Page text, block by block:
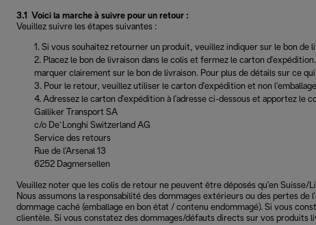
3.1 Voici la marche à suivre pour un retour :
Veuillez suivre les étapes suivantes :
Si vous souhaitez retourner un produit, veuillez indiquer sur le bon de
Placez le bon de livraison dans le colis et fermez le carton
marquer clairement sur le bon de livraison. Pour plus de détails sur ce
Pour le retour, veuillez utiliser le carton d'expédition et non
Adressez le carton d'expédition à l'adresse ci-dessous et apportez le
Galliker Transport SA
c/o De`Longhi Switzerland AG
Service des retours
Rue de l'Arsenal 13
6252 Dagmersellen
Veuillez noter que les colis de retour ne peuvent être déposés qu'en
Nous assumons la responsabilité des dommages extérieurs ou des pertes
dommage caché (emballage en bon état / contenu endommagé). Si vous
clientèle. Si vous constatez des dommages/défauts directs sur vos produits